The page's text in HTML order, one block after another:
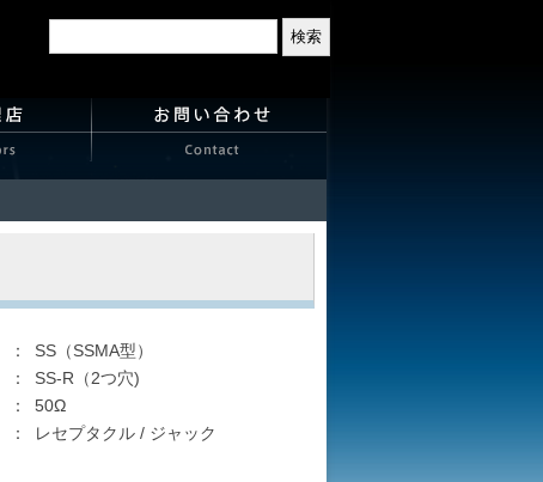
：
SS（SSMA型）
：
SS-R（2つ穴)
：
50Ω
： レセプタクル / ジャック